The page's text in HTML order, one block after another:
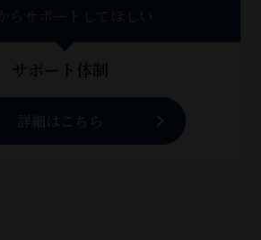
らサポートしてほしい
サポート体制
詳細はこちら